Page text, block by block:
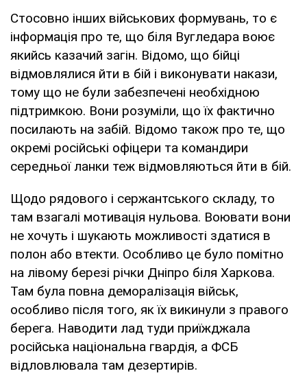
Стосовно інших військових формувань, то є
інформація про те, що біля Вугледара воює
якийсь казачий загін. Відомо, що бійці
відмовлялися йти в бій і виконувати накази,
тому що не були забезпечені необхідною
підтримкою. Вони розуміли, що їх фактично
посилають на забій. Відомо також про те, що
окремі російські офіцери та командири
середньої ланки теж відмовляються йти в бій.
Щодо рядового і сержантського складу, то
там взагалі мотивація нульова. Воювати вони
не хочуть і шукають можливості здатися в
полон або втекти. Особливо це було помітно
на лівому березі річки Дніпро біля Харкова.
Там була повна деморалізація військ,
особливо після того, як їх викинули з правого
берега. Наводити лад туди приїжджала
російська національна гвардія, а ФСБ
відловлювала там дезертирів.